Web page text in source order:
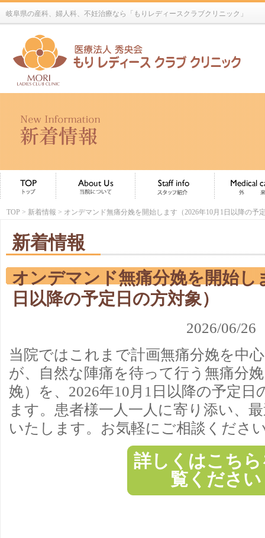
岐阜県の産科、婦人科、不妊治療なら「もりレディースクラブクリニック」
TOP > 新着情報 > オンデマンド無痛分娩を開始します（2026年10月1日以降の予
新着情報
オンデマンド無痛分娩を開始し
日以降の予定日の方対象）
2026/06/
当院ではこれまで計画無痛分娩を中
が、自然な陣痛を待って行う無痛分
娩）を、2026年10月1日以降の予定
ます。患者様一人一人に寄り添い、
いたします。お気軽にご相談くださ
詳しくはこち
覧ください